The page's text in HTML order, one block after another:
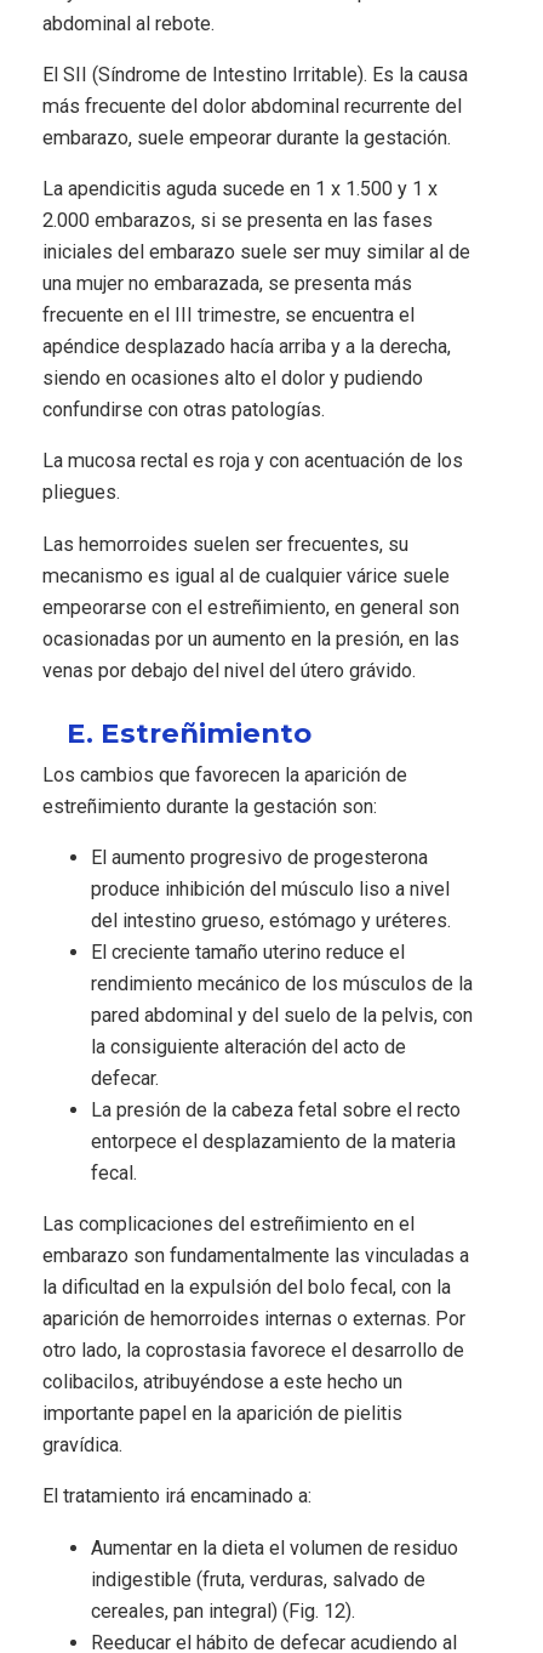
abdominal al rebote.
El SII (Síndrome de Intestino Irritable). Es la causa
más frecuente del dolor abdominal recurrente del
embarazo, suele empeorar durante la gestación.
La apendicitis aguda sucede en 1 x 1.500 y 1 x
2.000 embarazos, si se presenta en las fases
iniciales del embarazo suele ser muy similar al de
una mujer no embarazada, se presenta más
frecuente en el III trimestre, se encuentra el
apéndice desplazado hacía arriba y a la derecha,
siendo en ocasiones alto el dolor y pudiendo
confundirse con otras patologías.
La mucosa rectal es roja y con acentuación de los
pliegues.
Las hemorroides suelen ser frecuentes, su
mecanismo es igual al de cualquier várice suele
empeorarse con el estreñimiento, en general son
ocasionadas por un aumento en la presión, en las
venas por debajo del nivel del útero grávido.
E. Estreñimiento
Los cambios que favorecen la aparición de
estreñimiento durante la gestación son:
El aumento progresivo de progesterona
produce inhibición del músculo liso a nivel
del intestino grueso, estómago y uréteres.
El creciente tamaño uterino reduce el
rendimiento mecánico de los músculos de la
pared abdominal y del suelo de la pelvis, con
la consiguiente alteración del acto de
defecar.
La presión de la cabeza fetal sobre el recto
entorpece el desplazamiento de la materia
fecal.
Las complicaciones del estreñimiento en el
embarazo son fundamentalmente las vinculadas a
la dificultad en la expulsión del bolo fecal, con la
aparición de hemorroides internas o externas. Por
otro lado, la coprostasia favorece el desarrollo de
colibacilos, atribuyéndose a este hecho un
importante papel en la aparición de pielitis
gravídica.
El tratamiento irá encaminado a:
Aumentar en la dieta el volumen de residuo
indigestible (fruta, verduras, salvado de
cereales, pan integral) (Fig. 12).
Reeducar el hábito de defecar acudiendo al